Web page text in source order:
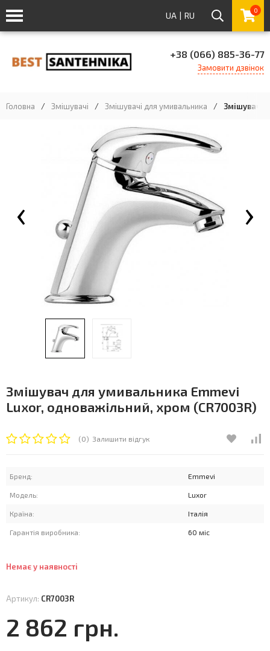
UA | RU 0
+38 (066) 885-36-77
Замовити дзвінок
Головна / Змішувачі / Змішувачі для умивальника / Змішувач
‹ ›
Змішувач для умивальника Emmevi
Luxor, одноважільний, хром (CR7003R)
(0) Залишити відгук
Бренд: Emmevi
Модель: Luxor
Країна: Італія
Гарантія виробника: 60 міс
Немає у наявності
Артикул: CR7003R
2 862 грн.